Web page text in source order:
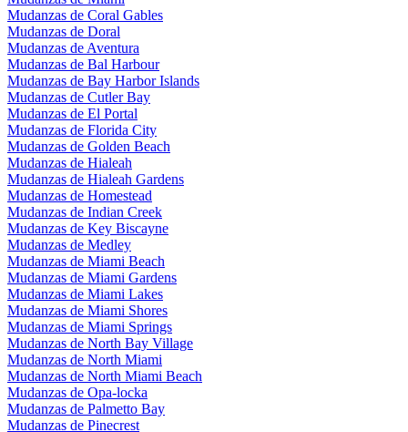
Mudanzas de Coral Gables
Mudanzas de Doral
Mudanzas de Aventura
Mudanzas de Bal Harbour
Mudanzas de Bay Harbor Islands
Mudanzas de Cutler Bay
Mudanzas de El Portal
Mudanzas de Florida City
Mudanzas de Golden Beach
Mudanzas de Hialeah
Mudanzas de Hialeah Gardens
Mudanzas de Homestead
Mudanzas de Indian Creek
Mudanzas de Key Biscayne
Mudanzas de Medley
Mudanzas de Miami Beach
Mudanzas de Miami Gardens
Mudanzas de Miami Lakes
Mudanzas de Miami Shores
Mudanzas de Miami Springs
Mudanzas de North Bay Village
Mudanzas de North Miami
Mudanzas de North Miami Beach
Mudanzas de Opa-locka
Mudanzas de Palmetto Bay
Mudanzas de Pinecrest